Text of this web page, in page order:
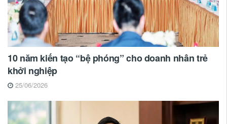
10 năm kiến tạo “bệ phóng” cho doanh nhân trẻ
khởi nghiệp
25/06/2026